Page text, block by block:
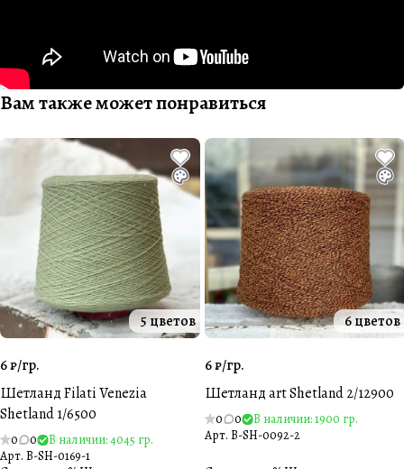
Вам также может понравиться
5 цветов
6 ₽/гр.
Шетланд Filati Venezia
Shetland 1/6500
0 0
В наличии: 4045 гр.
Арт. B-SH-0169-1
6 цветов
6 ₽/гр.
Шетланд art Shetland 2/12900
0 0
В наличии: 1900 гр.
Арт. B-SH-0092-2